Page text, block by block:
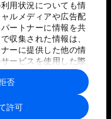
用状況についても情
ルメディアや広告配
ートナーに情報を共
収集された情報は、
ーに提供した他の情
ービスを使用した際
み合わされ、各パー
れることがありま
許可
否
利用規約